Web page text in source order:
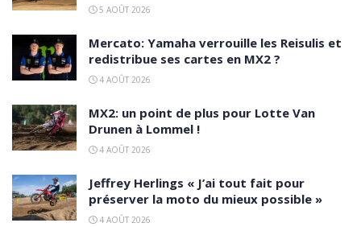
5 AOÛT 2026
Mercato: Yamaha verrouille les Reisulis et
redistribue ses cartes en MX2 ?
4 AOÛT 2026
MX2: un point de plus pour Lotte Van
Drunen à Lommel !
4 AOÛT 2026
Jeffrey Herlings « J’ai tout fait pour
préserver la moto du mieux possible »
4 AOÛT 2026